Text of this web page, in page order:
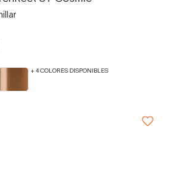
+ 4 COLORES DISPONIBLES